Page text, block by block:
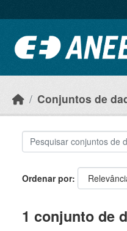
Conjuntos de
Ordenar por
1 conjunto de